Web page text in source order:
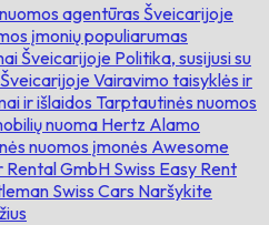
agentūras Šveicarijoje
įmonių populiarumas
Šveicarijoje Politika, susijusi su
Vairavimo taisyklės ir
ir išlaidos Tarptautinės nuomos
nuoma Hertz Alamo
nuomos įmonės Awesome
Rental GmbHSwiss Easy Rent
Swiss Cars Naršykite